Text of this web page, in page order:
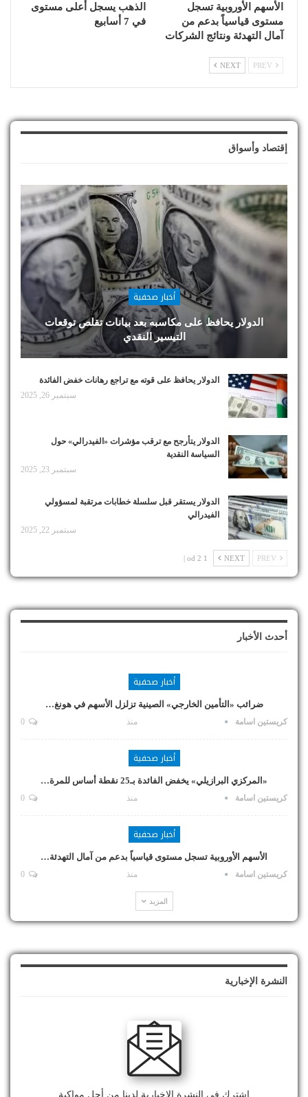
الأسهم الأوروبية تسجل
مستوى قياسياً بدعم من
آمال التهدئة ونتائج الشركات
الذهب يسجل أعلى مستوى
في 7 أسابيع
NEXT
إقتصاد وأسواق
أخبار صحفية
الدولار يحافظ على مكاسبه بعد بيانات تقلص توقعات
التيسير النقدي
الدولار يحافظ على قوته مع تراجع رهانات خفض الفائدة
سبتمبر 26, 2025
الدولار يتأرجح مع ترقب مؤشرات «الفيدرالي» حول
السياسة النقدية
سبتمبر 23, 2025
الدولار يستقر قبل سلسلة خطابات مرتقبة لمسؤولي
الفيدرالي
سبتمبر 22, 2025
NEXT
1 od 2 |
أحدث الأخبار
أخبار صحفية
ضرائب «التأمين الخارجي» الصينية تزلزل الأسهم في هونغ…
كريستين اسامة منذ
أخبار صحفية
«المركزي البرازيلي» يخفض الفائدة بـ25 نقطة أساس للمرة…
كريستين اسامة منذ
أخبار صحفية
الأسهم الأوروبية تسجل مستوى قياسياً بدعم من آمال التهدئة…
كريستين اسامة منذ
المزيد
النشرة الإخبارية
اشترك في النشرة الإخبارية لدينا من أجل مواكبة